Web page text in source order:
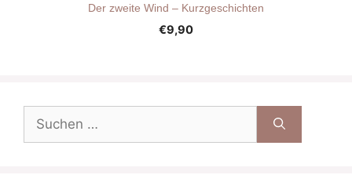
Der zweite Wind – Kurzgeschichten
€9,90
nach: